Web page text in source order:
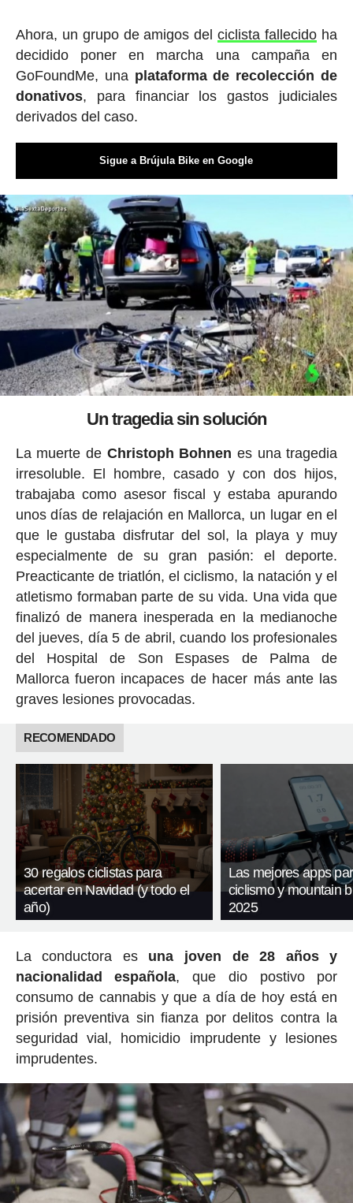
Ahora, un grupo de amigos delciclista fallecido ha
decidido poner en marcha una campaña en
GoFoundMe, una plataforma de recolección de
donativos, para financiar los gastos judiciales
derivados del caso.
Sigue a Brújula Bike en Google
Un tragedia sin solución
La muerte de Christoph Bohnen es una tragedia
irresoluble. El hombre, casado y con dos hijos,
trabajaba como asesor fiscal y estaba apurando
unos días de relajación en Mallorca, un lugar en el
que le gustaba disfrutar del sol, la playa y muy
especialmente de su gran pasión: el deporte.
Preacticante de triatlón, el ciclismo, la natación y el
atletismo formaban parte de su vida. Una vida que
finalizó de manera inesperada en la medianoche
del jueves, día 5 de abril, cuando los profesionales
del Hospital de Son Espases de Palma de
Mallorca fueron incapaces de hacer más ante las
graves lesiones provocadas.
RECOMENDADO
30 regalos ciclistas para
acertar en Navidad (y todo el
año)
Las mejores apps
ciclismo y mountain
2025
La conductora es una joven de 28 años y
nacionalidad española, que dio postivo por
consumo de cannabis y que a día de hoy está en
prisión preventiva sin fianza por delitos contra la
seguridad vial, homicidio imprudente y lesiones
imprudentes.